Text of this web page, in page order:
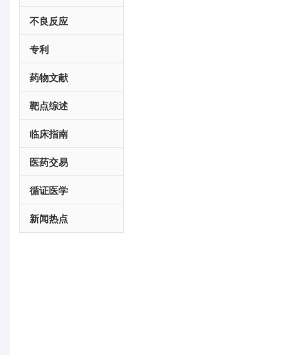
不良反应
专利
药物文献
靶点综述
临床指南
医药交易
循证医学
新闻热点